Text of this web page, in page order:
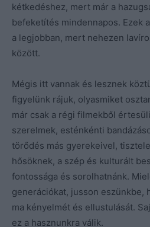
kétkedéshez, mert már a
befeketítés mindennapos. Ezek
a legjobban, mert nehezen
között.
Mégis itt vannak és lesznek
figyelünk rájuk, olyasmiket
már csak a régi filmekből
szerelmek, esténkénti
törődés más gyerekeivel,
hősöknek, a szép és kulturált
fontossága és sorolhatnánk.
generációkat, jusson eszünkbe,
ma kényelmét és ellustulását.
ez a hasznunkra válik.